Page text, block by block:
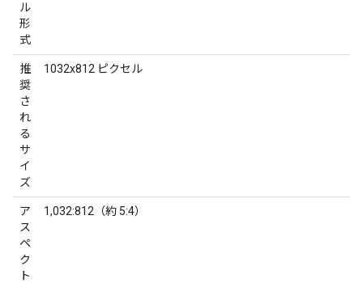
ル
形
式
推
奨
さ
れ
る
サ
イ
ズ
1032x812 ピクセル
ア
ス
ペ
ク
ト
1,032:812（約 5:4）